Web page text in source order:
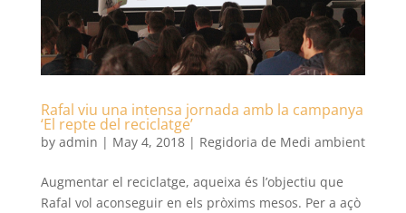
Rafal viu una intensa jornada amb la campanya
‘El repte del reciclatge’
by admin | May 4, 2018| Regidoria de Medi ambient
Augmentar el reciclatge, aqueixa és l’objectiu que
Rafal vol aconseguir en els pròxims mesos. Per a açò